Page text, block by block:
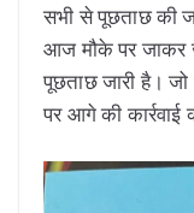
सभी से पूछताछ की
आज मौके पर जाकर
पूछताछ जारी है।
पर आगे की कार्रवाई